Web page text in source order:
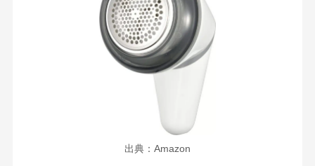
出典：Amazon